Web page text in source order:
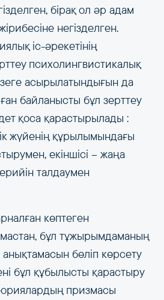
бірақ ол әр адам
негізделген.
іс-әрекетінің
психолингвистикалық
асырылатындығын да
байланысты бұл зерттеу
қоса қарастырылады :
жүйенің құрылымындағы
екіншісі – жаңа
талдаумен
көптеген
бұл тұжырымдаманың
бөліп көрсету
бұл құбылысты қарастыру
призмасы